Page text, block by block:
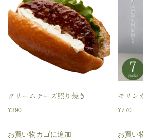
桃
ホ
イ
クリームチーズ照り焼き
¥390
お買い物カゴに追加
モリン
¥770
お買い